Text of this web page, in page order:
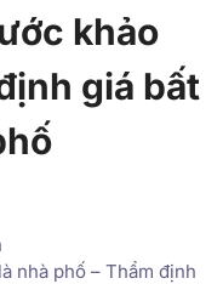
khảo
giá bất
nhà phố – Thẩm định